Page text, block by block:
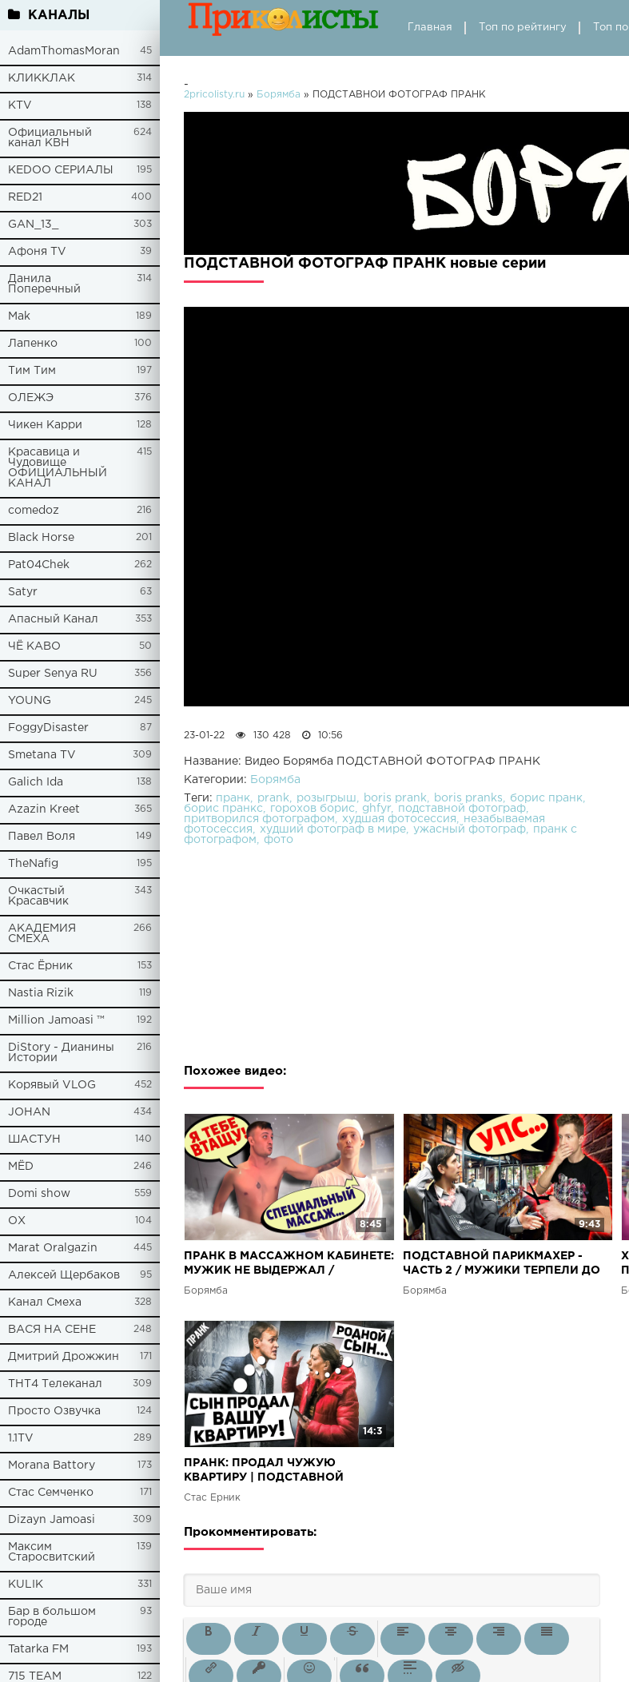
КАНАЛЫ
AdamThomasMoran 45
КЛИККЛАК 314
KTV 138
Официальный
канал КВН
624
KEDOO СЕРИАЛЫ 195
RED21 400
GAN_13_ 303
Афоня TV 39
Данила
Поперечный
314
Mak 189
Лапенко 100
Tим Тим 197
ОЛЕЖЭ 376
Чикен Карри 128
Красавица и
Чудовище
ОФИЦИАЛЬНЫЙ
КАНАЛ
415
comedoz 216
Black Horse 201
Pat04Chek 262
Satyr 63
Апасный Канал 353
ЧЁ КАВО 50
Super Senya RU 356
YOUNG 245
FoggyDisaster 87
Smetana TV 309
Galich Ida 138
Azazin Kreet 365
Павел Воля 149
TheNafig 195
Очкастый
Красавчик
343
АКАДЕМИЯ
СМЕХА
266
Стас Ёрник 153
Nastia Rizik 119
Million Jamoasi ™ 192
DiStory - Дианины
Истории
216
Корявый VLOG 452
JOHAN 434
ШАСТУН 140
МЁD 246
Domi show 559
ОХ 104
Marat Oralgazin 445
Алексей Щербаков 95
Канал Смеха 328
ВАСЯ НА СЕНЕ 248
Дмитрий Дрожжин 171
ТНТ4 Телеканал 309
Просто Озвучка 124
1.1TV 289
Morana Battory 173
Стас Семченко 171
Dizayn Jamoasi 309
Максим
Старосвитский
139
KULIK 331
Бар в большом
городе
93
Tatarka FM 193
715 TEAM 122
Главная Топ по рейтингу Топ
-
2pricolisty.ru » Борямба » ПОДСТАВНОЙ ФОТОГРАФ ПРАНК
ПОДСТАВНОЙ ФОТОГРАФ ПРАНК новые серии
23-01-22 130 428 10:56
Название: Видео Борямба ПОДСТАВНОЙ ФОТОГРАФ ПРАНК
Категории: Борямба
Теги: пранк prank розыгрыш boris prank boris pranks
борис пранк
борис пранкс
горохов борис ghfyr
подставной фотограф
притворился фотографом
худшая фотосессия
незабываемая
фотосессия
худший фотограф в мире ужасный фотограф
пранк с
фотографом
фото
Похожее видео:
8:45
ПРАНК В МАССАЖНОМ КАБИНЕТЕ:
МУЖИК НЕ ВЫДЕРЖАЛ /
ПОДСТАВНОЙ МАССАЖИСТ
Борямба
9:43
ПОДСТАВНОЙ ПАРИКМАХЕР -
ЧАСТЬ 2 / МУЖИКИ ТЕРПЕЛИ ДО
ПОСЛЕДНЕГО / БОРЯМБА
Борямба
14:3
ПРАНК: ПРОДАЛ ЧУЖУЮ
КВАРТИРУ | ПОДСТАВНОЙ
РИЕЛТОР [ ПО ДОМАМ ]
Стас Ёрник
Прокомментировать: